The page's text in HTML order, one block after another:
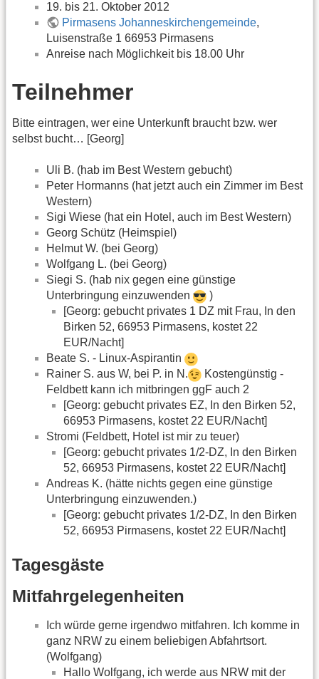
19. bis 21. Oktober 2012
Pirmasens Johanneskirchengemeinde,
Luisenstraße 1 66953 Pirmasens
Anreise nach Möglichkeit bis 18.00 Uhr
Teilnehmer
Bitte eintragen, wer eine Unterkunft braucht bzw. wer
selbst bucht… [Georg]
Uli B. (hab im Best Western gebucht)
Peter Hormanns (hat jetzt auch ein Zimmer im Best
Western)
Sigi Wiese (hat ein Hotel, auch im Best Western)
Georg Schütz (Heimspiel)
Helmut W. (bei Georg)
Wolfgang L. (bei Georg)
Siegi S. (hab nix gegen eine günstige
Unterbringung einzuwenden
)
[Georg: gebucht privates 1 DZ mit Frau, In den
Birken 52, 66953 Pirmasens, kostet 22
EUR/Nacht]
Beate S. - Linux-Aspirantin
Rainer S. aus W, bei P. in N.
Kostengünstig -
Feldbett kann ich mitbringen ggF auch 2
[Georg: gebucht privates EZ, In den Birken 52,
66953 Pirmasens, kostet 22 EUR/Nacht]
Stromi (Feldbett, Hotel ist mir zu teuer)
[Georg: gebucht privates 1/2-DZ, In den Birken
52, 66953 Pirmasens, kostet 22 EUR/Nacht]
Andreas K. (hätte nichts gegen eine günstige
Unterbringung einzuwenden.)
[Georg: gebucht privates 1/2-DZ, In den Birken
52, 66953 Pirmasens, kostet 22 EUR/Nacht]
Tagesgäste
Mitfahrgelegenheiten
Ich würde gerne irgendwo mitfahren. Ich komme in
ganz NRW zu einem beliebigen Abfahrtsort.
(Wolfgang)
Hallo Wolfgang, ich werde aus NRW mit der